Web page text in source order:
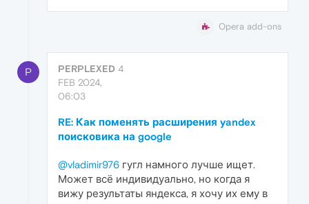
Opera add-ons
P PERPLEXED 4
FEB 2024,
06:03
RE: Как поменять расширения yandex
поисковика на google
@vladimir976 гугл намного лучше ищет.
Может всё индивидуально, но когда я
вижу результаты яндекса, я хочу их ему в